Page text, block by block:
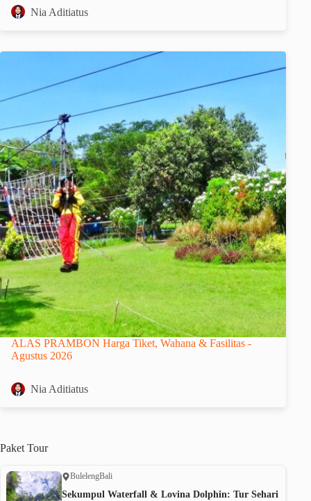
Nia Aditiatus
ALAS PRAMBON Harga Tiket, Wahana & Fasilitas -
Agustus 2026
Nia Aditiatus
Paket Tour
BulelengBali
Sekumpul Waterfall & Lovina Dolphin: Tur Sehari